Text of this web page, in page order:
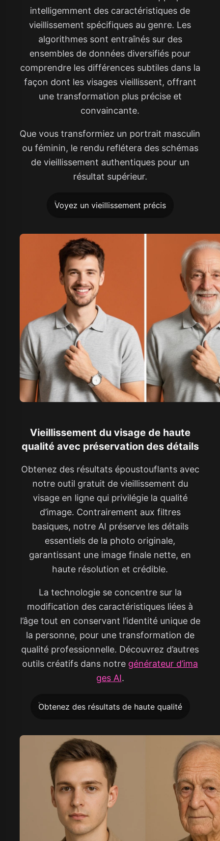
intelligemment des caractéristiques de
vieillissement spécifiques au genre. Les
algorithmes sont entraînés sur des
ensembles de données diversifiés pour
comprendre les différences subtiles dans la
façon dont les visages vieillissent, offrant
une transformation plus précise et
convaincante.
Que vous transformiez un portrait masculin
ou féminin, le rendu reflétera des schémas
de vieillissement authentiques pour un
résultat supérieur.
Voyez un vieillissement précis
Vieillissement du visage de haute
qualité avec préservation des détails
Obtenez des résultats époustouflants avec
notre outil gratuit de vieillissement du
visage en ligne qui privilégie la qualité
d’image. Contrairement aux filtres
basiques, notre AI préserve les détails
essentiels de la photo originale,
garantissant une image finale nette, en
haute résolution et crédible.
La technologie se concentre sur la
modification des caractéristiques liées à
l’âge tout en conservant l’identité unique de
la personne, pour une transformation de
qualité professionnelle. Découvrez d’autres
outils créatifs dans notre générateur d’ima
ges AI.
Obtenez des résultats de haute qualité